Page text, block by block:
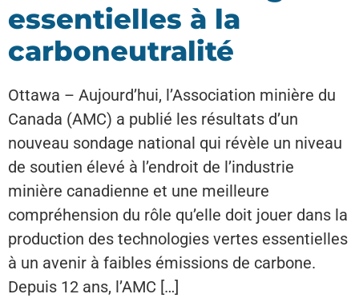
essentielles à la
carboneutralité
Ottawa – Aujourd’hui, l’Association minière du
Canada (AMC) a publié les résultats d’un
nouveau sondage national qui révèle un niveau
de soutien élevé à l’endroit de l’industrie
minière canadienne et une meilleure
compréhension du rôle qu’elle doit jouer dans la
production des technologies vertes essentielles
à un avenir à faibles émissions de carbone.
Depuis 12 ans, l’AMC […]